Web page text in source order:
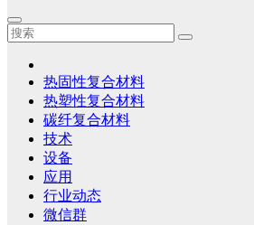
热固性复合材料
热塑性复合材料
碳纤复合材料
技术
设备
应用
行业动态
微信群